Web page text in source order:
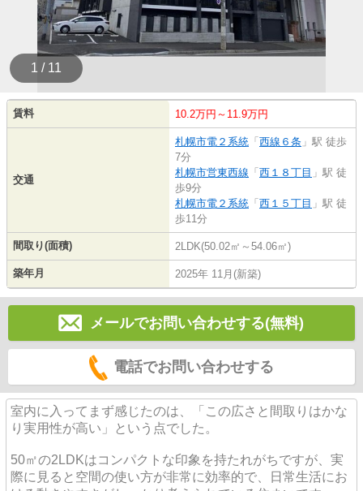
1 / 11
賃料 10.2万円～11.9万円
交通
札幌市電２系統 「西線６条 」駅 徒歩
7分
札幌市営東西線 「西１８丁目 」駅 徒
歩9分
札幌市電２系統 「西１５丁目 」駅 徒
歩11分
間取り(面積) 2LDK(50.02㎡～54.06㎡)
築年月 2025年 11月(新築)
メールでお問い合わせする(無料)
電話でお問い合わせする
室内に入ってまず感じたのは、「この広さと間取りはかな
り実用性が高い」という点でした。
50㎡の2LDKはコンパクトな印象を持たれがちですが、実
際に見ると空間の使い方が非常に効率的で、日常生活にお